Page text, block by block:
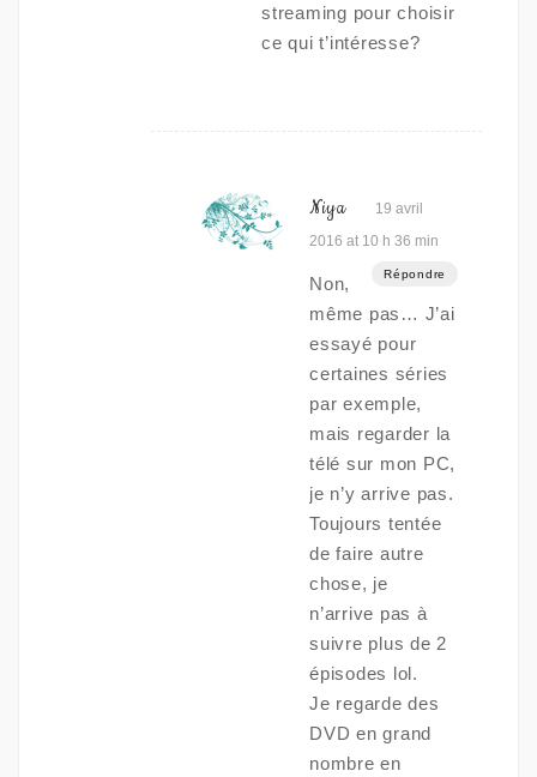
streaming pour choisir
ce qui t’intéresse?
Niya
19 avril
2016 at 10 h 36 min
Répondre
Non,
même pas… J’ai
essayé pour
certaines séries
par exemple,
mais regarder la
télé sur mon PC,
je n’y arrive pas.
Toujours tentée
de faire autre
chose, je
n’arrive pas à
suivre plus de 2
épisodes lol.
Je regarde des
DVD en grand
nombre en